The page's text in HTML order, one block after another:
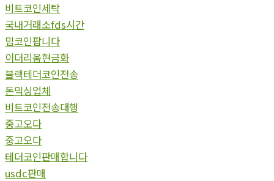
비트코인세탁
국내거래소fds시간
밈코인팝니다
이더리움현금화
블랙테더코인전송
돈믹싱업체
비트코인전송대행
중고오다
중고오다
테더코인판매합니다
usdc판매